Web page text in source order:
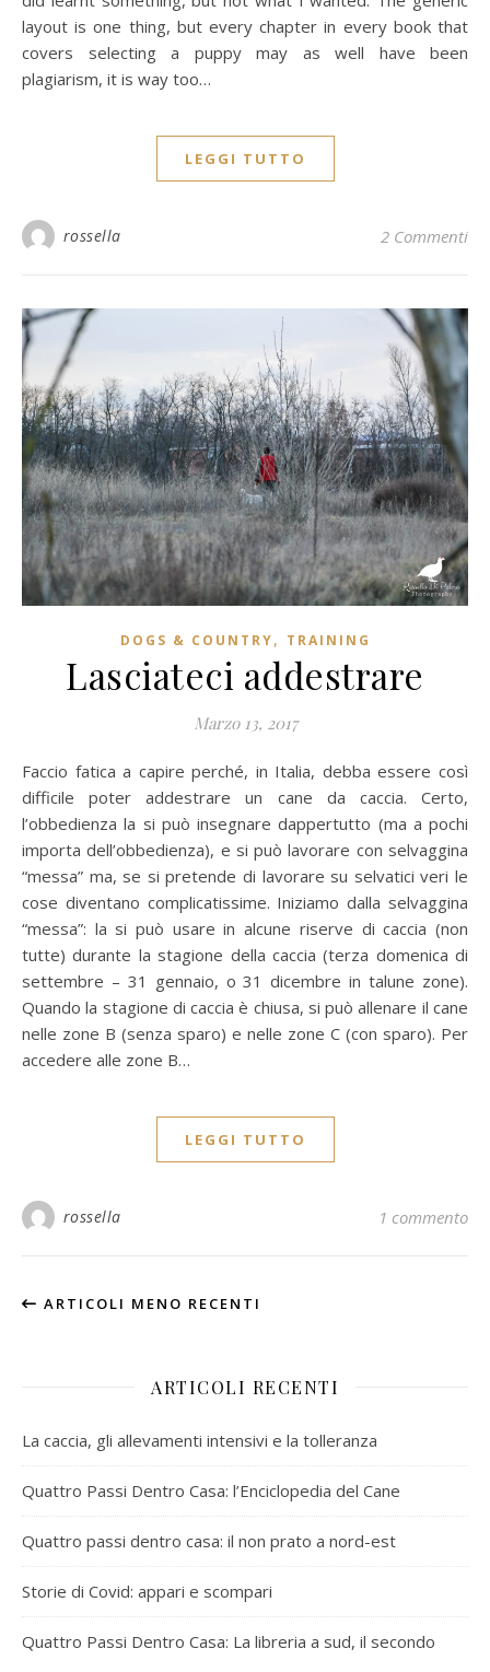
layout is one thing, but every chapter in every book that
covers selecting a puppy may as well have been
plagiarism, it is way too…
LEGGI TUTTO
rossella 2 Commenti
DOGS & COUNTRY, TRAINING
Lasciateci addestrare
Marzo 13, 2017
Faccio fatica a capire perché, in Italia, debba essere così
difficile poter addestrare un cane da caccia. Certo,
l’obbedienza la si può insegnare dappertutto (ma a pochi
importa dell’obbedienza), e si può lavorare con selvaggina
“messa” ma, se si pretende di lavorare su selvatici veri le
cose diventano complicatissime. Iniziamo dalla selvaggina
“messa”: la si può usare in alcune riserve di caccia (non
tutte) durante la stagione della caccia (terza domenica di
settembre – 31 gennaio, o 31 dicembre in talune zone).
Quando la stagione di caccia è chiusa, si può allenare il cane
nelle zone B (senza sparo) e nelle zone C (con sparo). Per
accedere alle zone B…
LEGGI TUTTO
rossella 1 commento
ARTICOLI MENO RECENTI
ARTICOLI RECENTI
La caccia, gli allevamenti intensivi e la tolleranza
Quattro Passi Dentro Casa: l’Enciclopedia del Cane
Quattro passi dentro casa: il non prato a nord-est
Storie di Covid: appari e scompari
Quattro Passi Dentro Casa: La libreria a sud, il secondo